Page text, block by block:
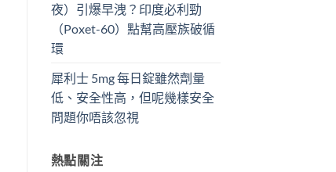
夜）引爆早洩？印度必利勁
（Poxet-60）點幫高壓族破循
環
犀利士 5mg 每日錠雖然劑量
低、安全性高，但呢幾樣安全
問題你唔該忽視
熱點關注